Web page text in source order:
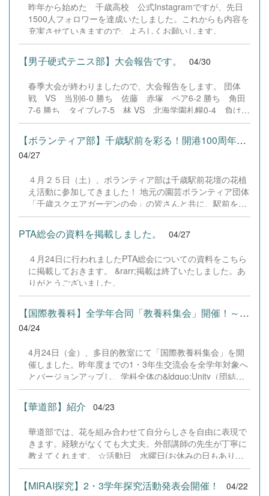
前という緊張の舞台でしたが、堂々と顔を上げて語る姿
や、そのプレゼン技術は非常に見事でした。「違いは『間
違い』ではない」という、交流から得た本質的な気づき
は、聴いて...
て方」や「テーマの設定方法」といった思考プロセスにつ
いて学びを深めました。続いて、新千歳空港が歩んできた
100年の歴史をまとめたダイジェスト映像を視聴。映像を
もとにした「空港開港100周年クイズ」も行われ、生徒た
ちは楽しみながら歴史への理解を深めるとともに、現在の
姿と比較することで地元の魅力を再発見する貴重な機会と
なりました。 後半のセッションでは、千歳市役所の担当
の方より、千歳市のこれまでの歩みや、100周年を機に展
開される今後の施策について具体的なヒントを提示してい
ただきました。生徒たちは、行政が描く未来のビジョンに
年度の記...
昨年から始めた 千歳高校 公式Instagramですが、先日
1500人フォロワーを達成いたしました。これからも内容を
充実させていきますので、よろしくお願いします。
【男子硬式テニス部】大会報告です。 04/30
春季大会が終わりましたので、大会報告をします。 団体
戦 VS 当別6-0 勝ち 佐藤 赤塚 ペア6-2 勝ち 角田
7-6 勝ち タイブレ7-5 林 VS 北海学園札幌0-4 負け
打ち切り 佐藤 赤塚 ペア1-6 負け 角田1-6 負け 林
個人シングルス6-0 負け 角田 VS月寒不戦勝 林 VS
第一6-2 負け 林 VS 啓成6-4 負け 柏葉 VS 石狩翔陽 個
人ダブルス6-3 勝ち 角田 林組 VS 北広島6-1 負
の高体連支部大会に向けてがんばります！ 応援よろしく
お願いします。
【ボランティア部】千歳駅前を彩る！開港100周年記念の花植えボラ...
04/27
４月２５日（土）、ボランティア部は千歳駅前花壇の花植
え活動に参加してきました！ 地元の園芸ボランティア団体
「千歳スクエアガーデンの会」の皆さんと共に、駅前を色
鮮やかに彩るお手伝いです。 今年、千歳空港は開港100周
年という大きな節目を迎えます。 それを記念する今回の花
壇づくりには、実は私たち高校生のアイデアも取り入れて
になっていく様子を見るのはとてもワクワクする経験でし
た。 最初は慣れない手つきだった生徒たちも、アドバイス
を受けながら一つひとつ丁寧に、一生懸命に苗を植えてい
きました。地域の方々と会話を楽しみながら、心地よい汗
を流す充実した時間となりました。 ボランティア部では、
これからも地域に根ざした活動を大切にしていきます。 千
注目してみてくださいね！
PTA総会の資料を掲載しました。 04/27
４月24日に行われましたPTA総会についての資料をこちら
に掲載しておきます。 &rarr;掲載は終了いたしました。あ
りがとうございました。
【国際教養科】全学年合同「教養科集会」開催！～Unityで踏み出す...
04/24
4月24日（金）、多目的教室にて「国際教養科集会」を開
催しました。昨年度までの1・3年生交流会を全学年対象へ
とバージョンアップし、学科全体の&ldquo;Unity（団結）
&rdquo;を深める新たな試みです。 会は、3年生の大本さ
ん、長尾くん、そして留学生のジャズミンさんによる、弾
けるような英語の挨拶で幕を開けました。続いて国際教養
English more and more（英語力の向上）」「Look at the
world（世界を視野に）」という3つのゴールを提示。生徒
たちは教養科生としての誇りと目標を胸に刻みました。 続
いて、3年生の代表生徒4名が「国際教養科の学び」を紹
介。台湾の高校生との交流やカナダ語学研修、イングリッ
【華道部】紹介 04/23
華道部では、花を組み合わせて自分らしさを自由に表現で
きます。経験がなくても大丈夫。外部講師の先生が丁寧に
教えてくれます。 ☆活動日 水曜日(お休みの日もありま
す)☆場所 被服室☆部員 ２年生３人☆主な活動内容５
月 札幌花展に出瓶７月 学校祭文化部展示８月 花の甲
子園北海道大会１１月 チトセ市民芸術祭に出瓶、インタ
【MIRAI探究】2・3学年探究活動発表会開催！ 04/22